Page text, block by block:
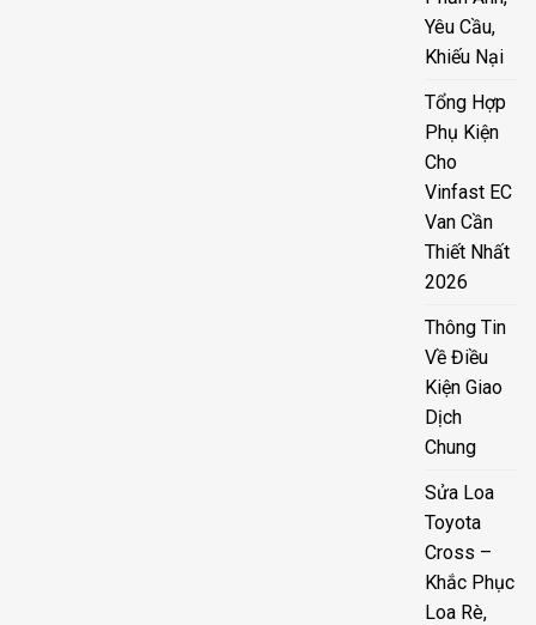
Yêu Cầu,
Khiếu Nại
Tổng Hợp
Phụ Kiện
Cho
Vinfast EC
Van Cần
Thiết Nhất
2026
Thông Tin
Về Điều
Kiện Giao
Dịch
Chung
Sửa Loa
Toyota
Cross –
Khắc Phục
Loa Rè,